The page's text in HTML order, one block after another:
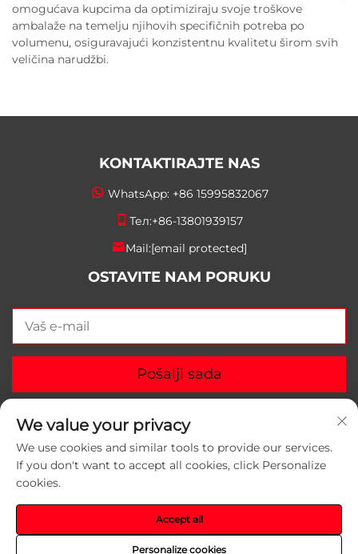
omogućava kupcima da optimiziraju svoje troškove
ambalaže na temelju njihovih specifičnih potreba po
volumenu, osiguravajući konzistentnu kvalitetu širom svih
veličina narudžbi.
KONTAKTIRAJTE NAS
WhatsApp: +86 15995832067
Тел:+86-13801939157
Mail:[email protected]
OSTAVITE NAM PORUKU
Pošalji sada
Autorska prava © 2025 Suzhou Yunlei Packaging
приватности
We value your privacy
We use cookies and similar tools to provide our services.
If you don't want to accept all cookies, click Personalize
cookies.
Personalize cookies
Accept all